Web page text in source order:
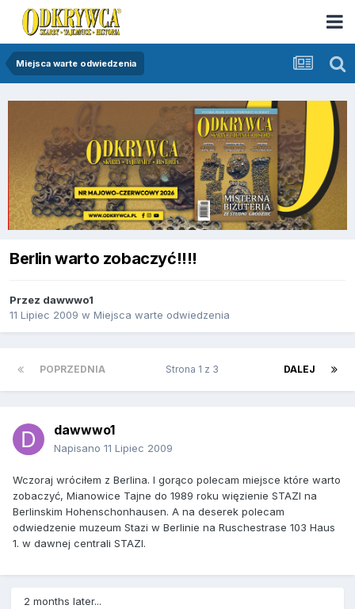
Miejsca warte odwiedzenia
Berlin warto zobaczyć!!!!
Przez dawwwo1
11 Lipiec 2009 w Miejsca warte odwiedzenia
POPRZEDNIA DALEJ
Strona 1 z 3
dawwwo1
Napisano 11 Lipiec 2009
Wczoraj wróciłem z Berlina. I gorąco polecam miejsce które warto
zobaczyć, Mianowice Tajne do 1989 roku więzienie STAZI na
Berlinskim Hohenschonhausen. A na deserek polecam
odwiedzenie muzeum Stazi w Berlinie na Ruschestrase 103 Haus
1. w dawnej centrali STAZI.
2 months later...